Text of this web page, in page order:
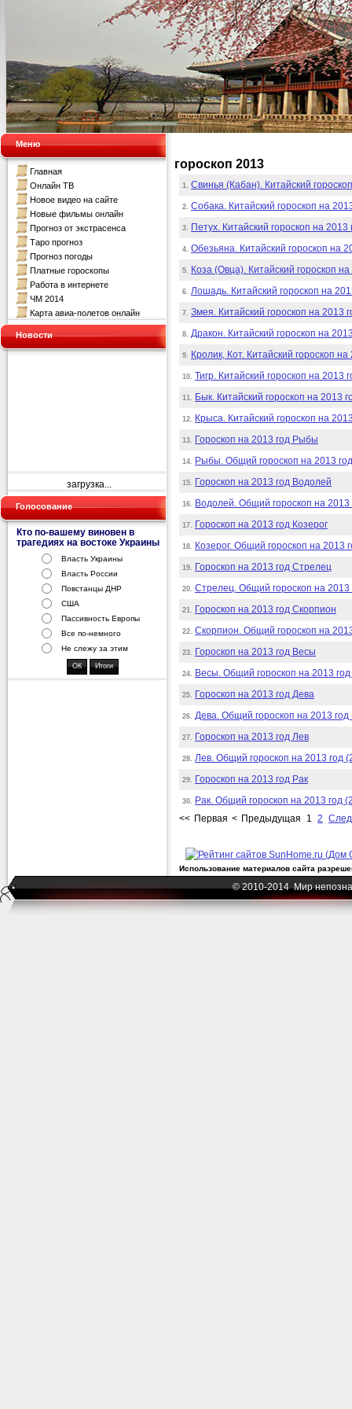
Меню
Главная
Онлайн ТВ
Новое видео на сайте
Новые фильмы онлайн
Прогноз от экстрасенса
Таро прогноз
Прогноз погоды
Платные гороскопы
Работа в интернете
ЧМ 2014
Карта авиа-полетов онлайн
Новости
загрузка...
Голосование
Кто по-вашему виновен в
трагедиях на востоке Украины
Власть Украины
Власть России
Повстанцы ДНР
США
Пассивность Европы
Все по-немного
Не слежу за этим
гороскоп 2013
1. Свинья (Кабан). Китайский
2. Собака. Китайский гороскоп на
3. Петух. Китайский гороскоп на 2013
4. Обезьяна. Китайский гороскоп на
5. Коза (Овца). Китайский гороскоп
6. Лошадь. Китайский гороскоп на
7. Змея. Китайский гороскоп на 2013
8. Дракон. Китайский гороскоп на
9. Кролик, Кот. Китайский гороскоп на
10. Тигр. Китайский гороскоп на 2013
11. Бык. Китайский гороскоп на 2013
12. Крыса. Китайский гороскоп на
13. Гороскоп на 2013 год Рыбы
14. Рыбы. Общий гороскоп на 2013
15. Гороскоп на 2013 год Водолей
16. Водолей. Общий гороскоп на
17. Гороскоп на 2013 год Козерог
18. Козерог. Общий гороскоп на 2013
19. Гороскоп на 2013 год Стрелец
20. Стрелец. Общий гороскоп на 2013
21. Гороскоп на 2013 год Скорпион
22. Скорпион. Общий гороскоп на
23. Гороскоп на 2013 год Весы
24. Весы. Общий гороскоп на 2013
25. Гороскоп на 2013 год Дева
26. Дева. Общий гороскоп на 2013 год
27. Гороскоп на 2013 год Лев
28. Лев. Общий гороскоп на 2013 год
29. Гороскоп на 2013 год Рак
30. Рак. Общий гороскоп на 2013 год
<< Первая < Предыдущая 1 2
Использование материалов сайта
© 2010-2014 Мир